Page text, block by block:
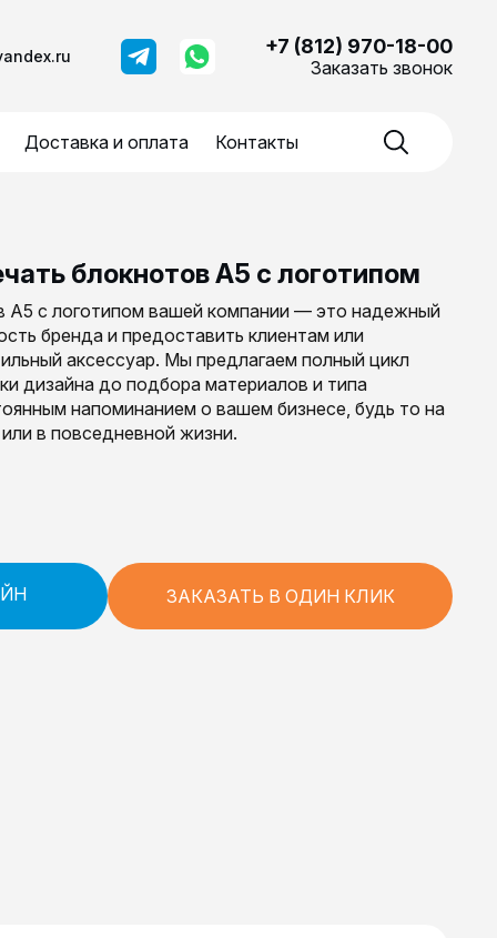
+7 (812) 970-18-00
Заказать звонок
Доставка и оплата Контакты
блокнотов А5 с логотипом
А5 с логотипом вашей компании — это надежный
бренда и предоставить клиентам или
аксессуар. Мы предлагаем полный цикл
дизайна до подбора материалов и типа
напоминанием о вашем бизнесе, будь то на
в повседневной жизни.
ЗАКАЗАТЬ В ОДИН КЛИК